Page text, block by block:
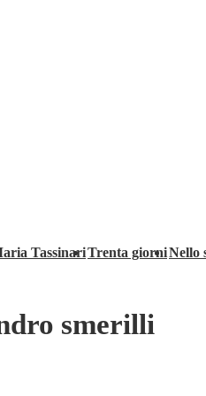
TassinariTrenta giorniNello
smerilli